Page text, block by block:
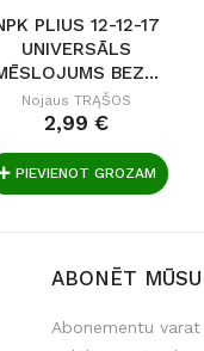
PLIUS 12-12-17
UNIVERSĀLS
BEZ...
Nojaus TRĄŠOS
2,99 €
PIEVIENOT GROZAM
ABONĒT
Abonementu